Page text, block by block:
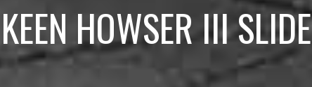
HOWSER III SLIDE